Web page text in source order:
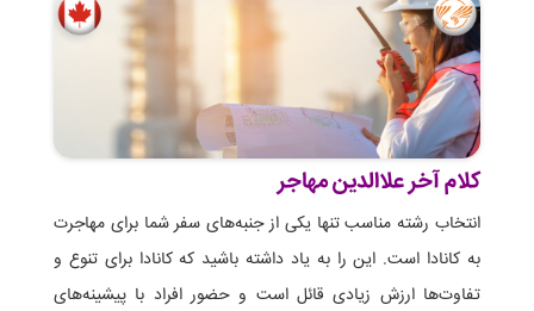
کلام آخر علاالدین مهاجر
انتخاب رشته مناسب تنها یکی از جنبه‌های سفر شما برای مهاجرت
به کانادا است. این را به یاد داشته باشید که کانادا برای تنوع و
تفاوت‌ها ارزش زیادی قائل است و حضور افراد با پیشینه‌های